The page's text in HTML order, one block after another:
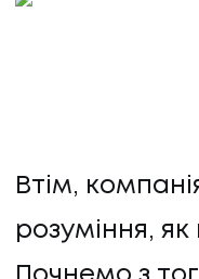
Втім,
розуміння,